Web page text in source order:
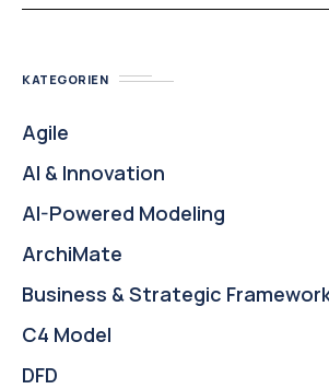
KATEGORIEN
Agile
AI & Innovation
AI-Powered Modeling
ArchiMate
Business & Strategic
C4 Model
DFD